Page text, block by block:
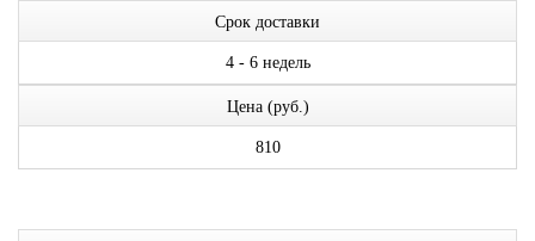
Срок доставки
4 - 6 недель
Цена (руб.)
810